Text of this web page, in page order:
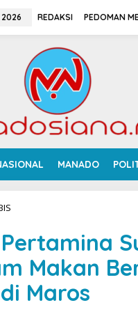
REDAKSI PEDOMAN
MANADO
r
e
P
Pertamina
Makan
Maros